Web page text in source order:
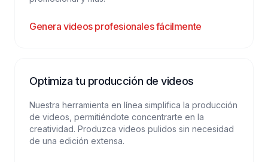
Genera videos profesionales fácilmente
Optimiza tu producción de videos
Nuestra herramienta en línea simplifica la producción
de videos, permitiéndote concentrarte en la
creatividad. Produzca videos pulidos sin necesidad
de una edición extensa.